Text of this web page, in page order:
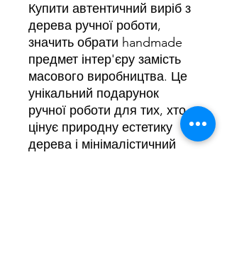
Купити автентичний виріб з
дерева ручної роботи,
значить обрати handmade
предмет інтер'єру замість
масового виробництва. Це
унікальний подарунок
ручної роботи для тих, хто
цінує природну естетику
дерева і мінімалістичний